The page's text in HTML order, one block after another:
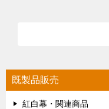
既製品販売
紅白幕・関連商品